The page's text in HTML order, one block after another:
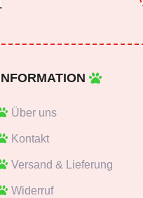
Über uns
Kontakt
Versand & Lieferung
Widerruf